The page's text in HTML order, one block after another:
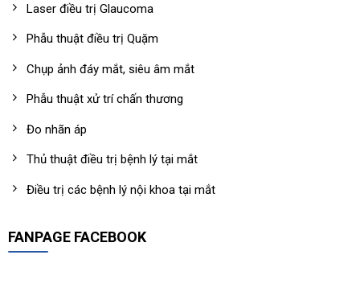
Laser điều trị Glaucoma
Phẫu thuật điều trị Quặm
Chụp ảnh đáy mắt, siêu âm mắt
Phẫu thuật xử trí chấn thương
Đo nhãn áp
Thủ thuật điều trị bệnh lý tại mắt
Điều trị các bệnh lý nội khoa tại mắt
FANPAGE FACEBOOK